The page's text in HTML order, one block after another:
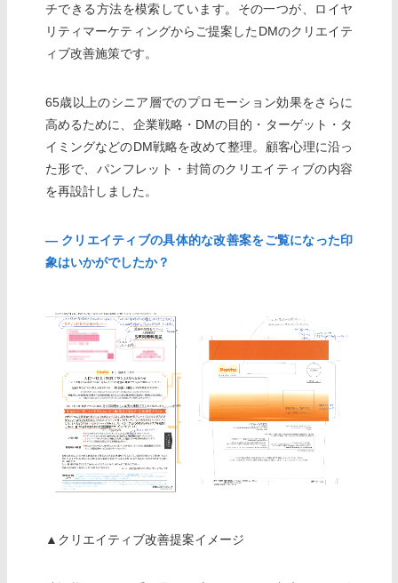
チできる方法を模索しています。その一つが、ロイヤ
リティマーケティングからご提案したDMのクリエイテ
ィブ改善施策です。
65歳以上のシニア層でのプロモーション効果をさらに
高めるために、企業戦略・DMの目的・ターゲット・タ
イミングなどのDM戦略を改めて整理。顧客心理に沿っ
た形で、パンフレット・封筒のクリエイティブの内容
を再設計しました。
― クリエイティブの具体的な改善案をご覧になった印
象はいかがでしたか？
▲クリエイティブ改善提案イメージ